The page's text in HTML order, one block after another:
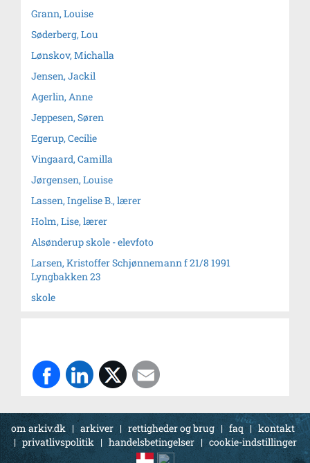
Grann, Louise
Søderberg, Lou
Lønskov, Michalla
Jensen, Jackil
Agerlin, Anne
Jeppesen, Søren
Egerup, Cecilie
Vingaard, Camilla
Jørgensen, Louise
Lassen, Ingelise B., lærer
Holm, Lise, lærer
Alsønderup skole - elevfoto
Larsen, Kristoffer Schjønnemann f 21/8 1991
Lyngbakken 23
skole
om arkiv.dk | arkiver | rettigheder og brug | faq | kontakt
|privatlivspolitik | handelsbetingelser | cookie-indstillinger